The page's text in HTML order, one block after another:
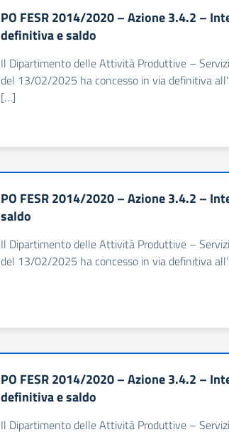
PO FESR 2014/2020 – Azione 3.4.2 –
definitiva e saldo
Il Dipartimento delle Attività Produttive –
del 13/02/2025 ha concesso in via definitiva
[…]
PO FESR 2014/2020 – Azione 3.4.2 –
saldo
Il Dipartimento delle Attività Produttive –
del 13/02/2025 ha concesso in via definitiva
PO FESR 2014/2020 – Azione 3.4.2 –
definitiva e saldo
Il Dipartimento delle Attività Produttive –